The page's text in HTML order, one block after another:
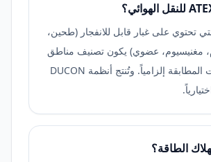
تحتوي على غبار قابل للانفجار (طحين،
مغنيسيوم، عضوي) يكون تصنيف مناطق
ATEX والمعدّات المطابقة إلزامياً. وتُنتج أنظمة DUCON
الطاقة؟